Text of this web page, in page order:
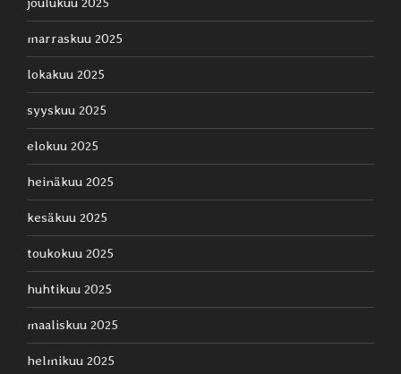
marraskuu 2025
lokakuu 2025
syyskuu 2025
elokuu 2025
heinäkuu 2025
kesäkuu 2025
toukokuu 2025
huhtikuu 2025
maaliskuu 2025
helmikuu 2025